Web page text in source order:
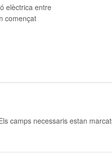
elèctrica entre
començat
camps necessaris estan